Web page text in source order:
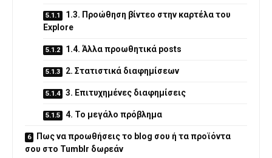
1.3. Προώθηση βίντεο στην καρτέλα του
Explore
1.4. Άλλα προωθητικά posts
2. Στατιστικά διαφημίσεων
3. Επιτυχημένες διαφημίσεις
4. Το μεγάλο πρόβλημα
Πως να προωθήσεις το blog σου ή τα προϊόντα
σου στο Tumblr δωρεάν